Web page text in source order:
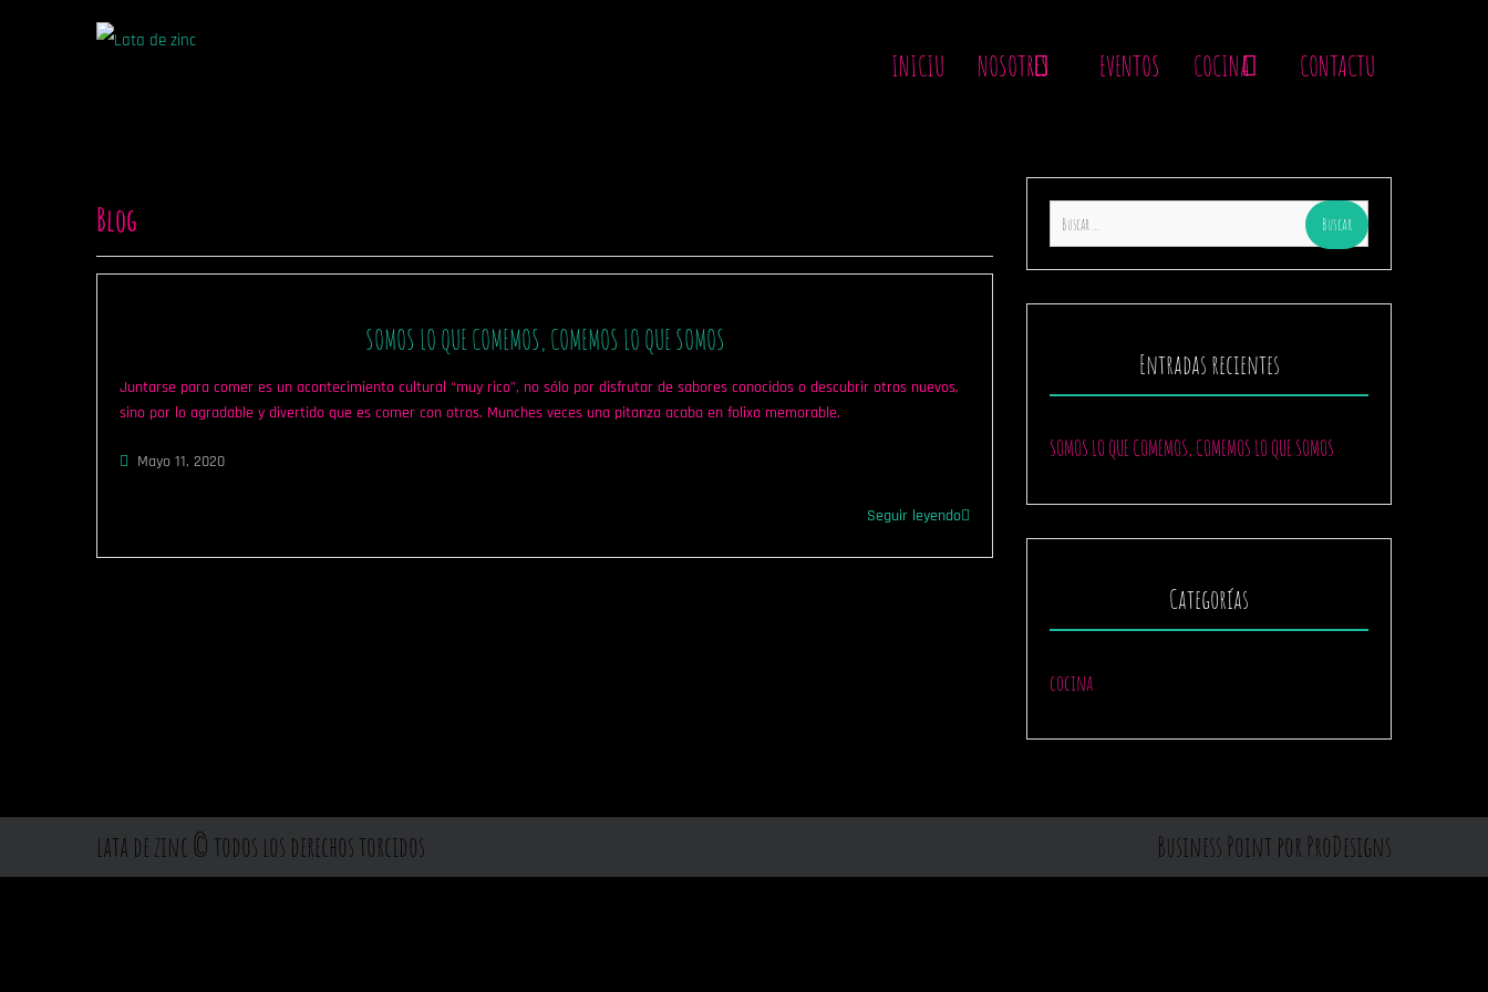
INICIU NOSOTRES EVENTOS COCINA CONTACTU
Blog
SOMOS LO QUE COMEMOS, COMEMOS LO QUE SOMOS
Juntarse para comer es un acontecimiento cultural “muy rico”, no sólo por disfrutar de sabores conocidos o descubrir otros nuevos,
sino por lo agradable y divertido que es comer con otros. Munches veces una pitanza acaba en folixa memorable.
Mayo 11, 2020
Seguir leyendo
Buscar:
Entradas recientes
SOMOS LO QUE COMEMOS, COMEMOS LO QUE SOMOS
Categorías
cocina
lata de zinc © todos los derechos torcidos Business Point por ProDesigns